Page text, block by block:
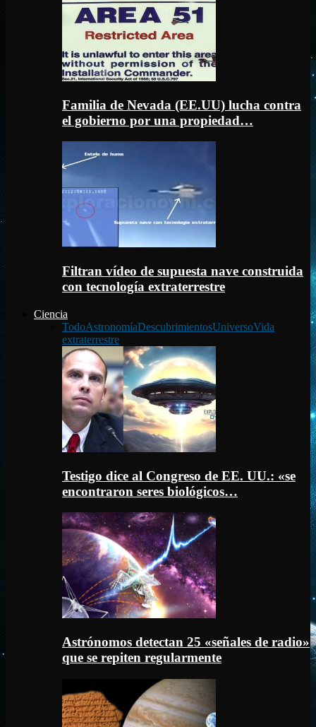
Familia de Nevada (EE.UU) lucha contra
el gobierno por una propiedad…
Filtran vídeo de supuesta nave construida
con tecnología extraterrestre
Ciencia
TodoAstronomíaDescubrimientosUniversoVida
extraterrestre
Testigo dice al Congreso de EE. UU.: «se
encontraron seres biológicos…
Astrónomos detectan 25 «señales de radio»
que se repiten regularmente